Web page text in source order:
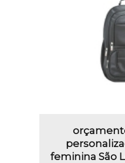
feminina São